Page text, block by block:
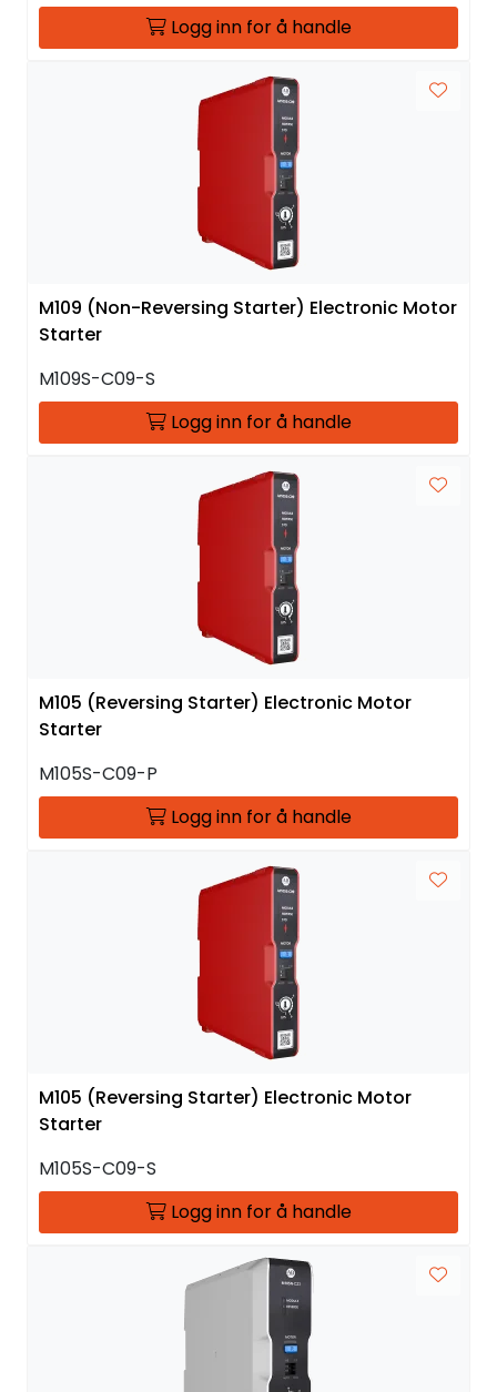
Logg inn for å handle
M109 (Non-Reversing Starter) Electronic Motor
Starter
M109S-C09-S
Logg inn for å handle
M105 (Reversing Starter) Electronic Motor
Starter
M105S-C09-P
Logg inn for å handle
M105 (Reversing Starter) Electronic Motor
Starter
M105S-C09-S
Logg inn for å handle